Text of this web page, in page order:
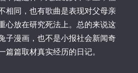
相同，也有歌曲是表现对父母亲
心放在研究死法上。总的来说这
子漫画，也不是小报社会新闻奇
篇篇取材真实经历的日记。